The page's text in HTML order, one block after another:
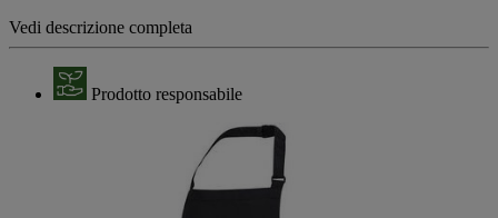
Vedi descrizione completa
Prodotto responsabile